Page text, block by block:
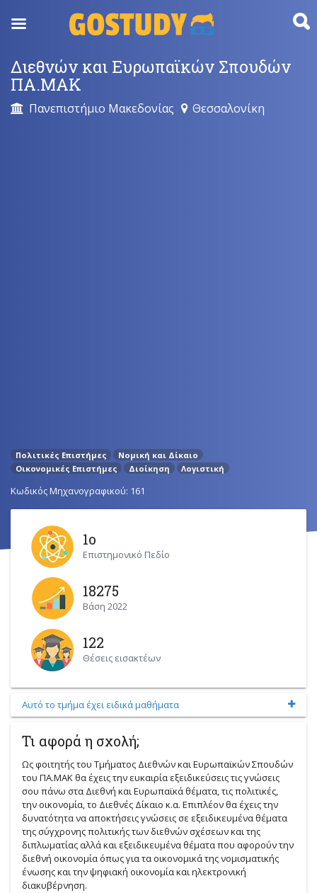
content
Διεθνών και Ευρωπαϊκών Σπουδών
ΠΑ.ΜΑΚ
Πανεπιστήμιο Μακεδονίας Θεσσαλονίκη
Πολιτικές Επιστήμες
Νομική και Δίκαιο
Οικονομικές Επιστήμες
Διοίκηση Λογιστική
Κωδικός Μηχανογραφικού: 161
1ο
Επιστημονικό Πεδίο
18275
Βάση 2022
122
Θέσεις εισακτέων
Αυτό το τμήμα έχει ειδικά μαθήματα
Τι αφορά η σχολή;
Ως φοιτητής του Τμήματος Διεθνών και Ευρωπαϊκών Σπουδών
του ΠΑ.ΜΑΚ θα έχεις την ευκαιρία εξειδικεύσεις τις γνώσεις
σου πάνω στα Διεθνή και Ευρωπαϊκά θέματα, τις πολιτικές,
την οικονομία, το Διεθνές Δίκαιο κ.α. Επιπλέον θα έχεις την
δυνατότητα να αποκτήσεις γνώσεις σε εξειδικευμένα θέματα
της σύγχρονης πολιτικής των διεθνών σχέσεων και της
διπλωματίας αλλά και εξειδικευμένα θέματα που αφορούν την
διεθνή οικονομία όπως για τα οικονομικά της νομισματικής
ένωσης και την ψηφιακή οικονομία και ηλεκτρονική
διακυβέρνηση.